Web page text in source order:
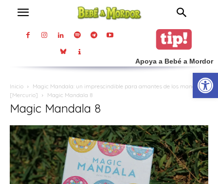
Apoya a Bebé a Mordor
Inicio
Magic Mandala: un imprescindible para amantes de los mandalas
[Mercurio]
Magic Mandala 8
Magic Mandala 8